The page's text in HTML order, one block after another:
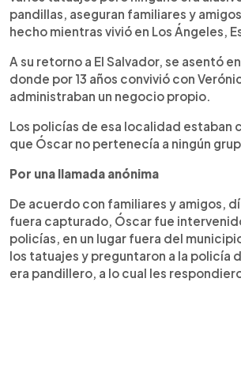
pandillas, aseguran familiares y
hecho mientras vivió en Los Ángeles,
A su retorno a El Salvador, se asentó
donde por 13 años convivió con
administraban un negocio propio.
Los policías de esa localidad estaban
que Óscar no pertenecía a ningún
Por una llamada anónima
De acuerdo con familiares y amigos,
fuera capturado, Óscar fue
policías, en un lugar fuera del
los tatuajes y preguntaron a la policía
era pandillero, a lo cual les